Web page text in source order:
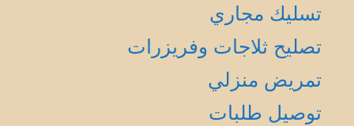
تسليك مجاري
تصليح ثلاجات وفريزرات
تمريض منزلي
توصيل طلبات